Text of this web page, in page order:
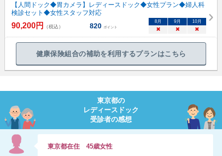
【人間ドック◆胃カメラ】レディースドック◆女性プラン◆婦人科
検診セット◆女性スタッフ対応
90,200円 （税込） 820 ポイント
8 月 9 月 10月
× × ×
健康保険組合の補助を利用するプランはこちら
東京都の
レディースドック
受診者の感想
東京都在住45歳女性